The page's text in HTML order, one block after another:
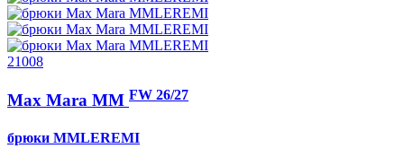
21008
Max Mara MM FW 26/27
брюки MMLEREMI